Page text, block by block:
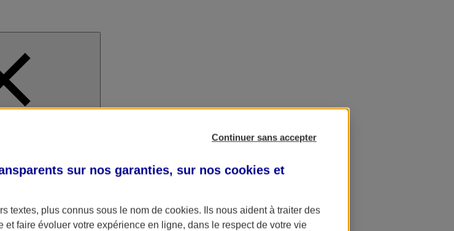
Continuer sans accepter
sur nos garanties, sur nos cookies et
textes, plus connus sous le nom de cookies. Ils nous aident à traiter des
faire évoluer votre expérience en ligne, dans le respect de votre vie